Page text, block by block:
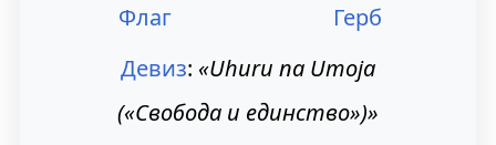
Флаг
Герб
Девиз: «Uhuru na Umoja
(«Свобода и единство»)»